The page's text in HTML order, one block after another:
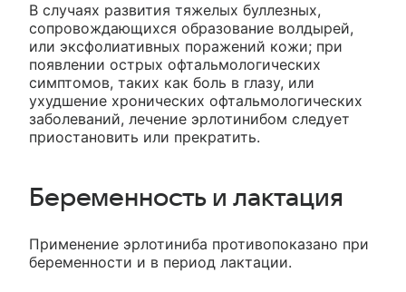
В случаях развития тяжелых буллезных,
сопровождающихся образование волдырей,
или эксфолиативных поражений кожи; при
появлении острых офтальмологических
симптомов, таких как боль в глазу, или
ухудшение хронических офтальмологических
заболеваний, лечение эрлотинибом следует
приостановить или прекратить.
Беременность и лактация
Применение эрлотиниба противопоказано при
беременности и в период лактации.